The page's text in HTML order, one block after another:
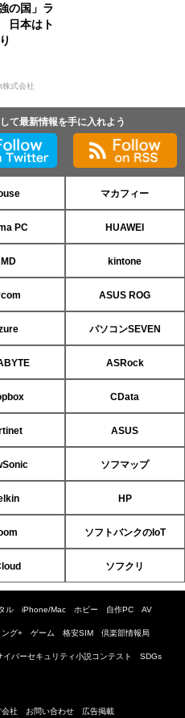
の国」ラ
日本はト
株式会社
て最新情報を手に入れよう
マカフィー
PC HUAWEI
kintone
ASUS ROG
パソコンSEVEN
ASRock
CData
ASUS
ソフマップ
HP
ソフトバンクのIoT
ソフクリ
ル iPhone/Mac ホビー 自作PC AV
ング+ ゲーム 格安SIM 倶楽部情報局
イバーセキュリティ小説コンテスト SDGs
会社 お問い合わせ 広告掲載